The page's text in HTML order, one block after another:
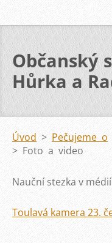
Občanský
Hůrka a
Úvod > Pečujeme o
> Foto a video
Nauční stezka v
Toulavá kamera 23.